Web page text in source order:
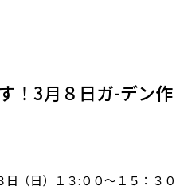
！3月８日ガ-デン
日（日）１３:００～１５：